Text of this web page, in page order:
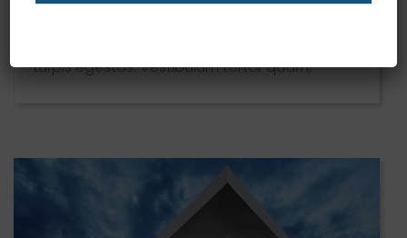
turpis egestas. Vestibulum tortor quam,
placerat eleifend leo. Quisque sit amet est et
sapien ullamcorper pharetra. Vestibulum erat
wisi, condimentum sed, commodo [...]